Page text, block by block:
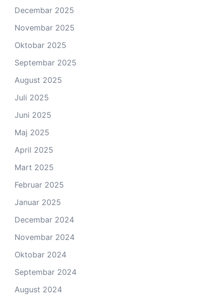
Decembar 2025
Novembar 2025
Oktobar 2025
Septembar 2025
August 2025
Juli 2025
Juni 2025
Maj 2025
April 2025
Mart 2025
Februar 2025
Januar 2025
Decembar 2024
Novembar 2024
Oktobar 2024
Septembar 2024
August 2024